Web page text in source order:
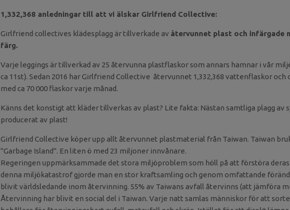
1,332,368 anledningar till att vi älskar Girlfriend Collective:
Girlfriend collectives klädesplagg är tillverkade av återvunnet plast och infärgade
färg.
Varje leggings är tillverkad av 25 återvunna plastflaskor som annars hamnar i vår
ca 11st). Sedan 2016 har Girlfriend Collective återvunnet 1,332,368 vattenflaskor
med ca 70 000 flaskor varje månad.
Känns det konstigt att kläder tillverkas av plast? Lite fakta: Nästan samtliga plagg av
producerat av plast!
Girlfriend Collective köper upp allt återvunnet plastmaterial från Taiwan. Taiwan
"Garbage Island". En liten ö med 23 miljoner innvånare.
Regeringen uppmärksammade det stora miljöproblem som höll på att förstöra
denna miljökatastrof gjorde man en stor kraftsamling och genom omfattande
blivit världsledande inom återvinning. 55% av Taiwans avfall återvinns (att jämföra
Återvinning har blivit en social del i Taiwan. Varje natt samlas människor för att